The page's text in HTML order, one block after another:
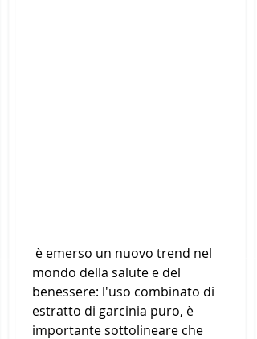
mondo della salute e del
benessere: l'uso combinato di
estratto di garcinia puro, è
importante sottolineare che